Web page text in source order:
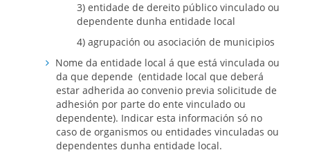
3) entidade de dereito público vinculado ou
dependente dunha entidade local
4) agrupación ou asociación de municipios
Nome da entidade local á que está vinculada ou
da que depende (entidade local que deberá
estar adherida ao convenio previa solicitude de
adhesión por parte do ente vinculado ou
dependente). Indicar esta información só no
caso de organismos ou entidades vinculadas ou
dependentes dunha entidade local.